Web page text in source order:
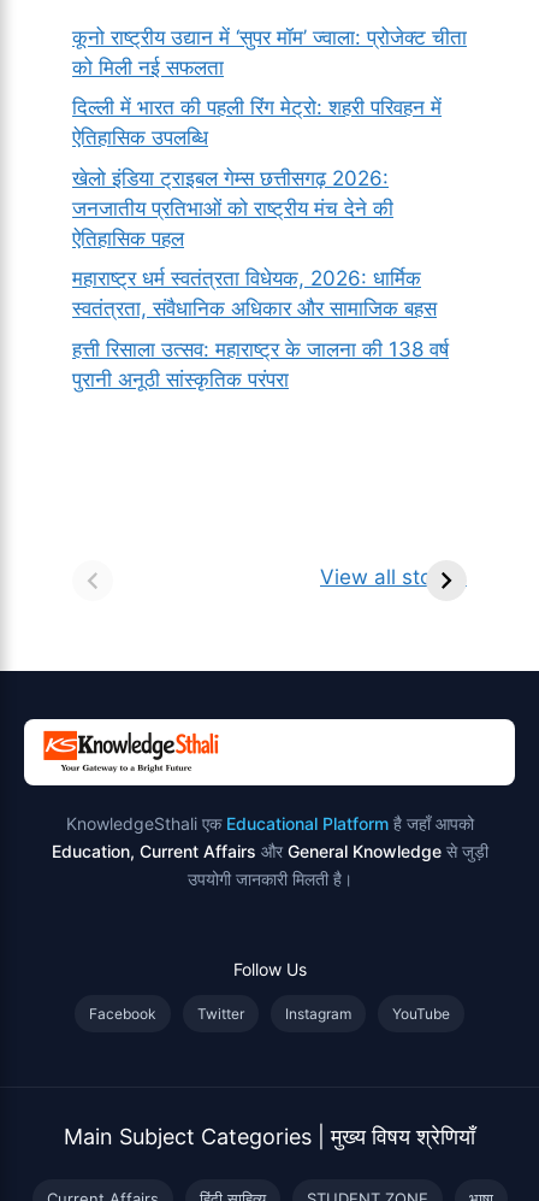
कूनो राष्ट्रीय उद्यान में ‘सुपर मॉम’ ज्वाला: प्रोजेक्ट चीता
को मिली नई सफलता
दिल्ली में भारत की पहली रिंग मेट्रो: शहरी परिवहन में
ऐतिहासिक उपलब्धि
खेलो इंडिया ट्राइबल गेम्स छत्तीसगढ़ 2026:
जनजातीय प्रतिभाओं को राष्ट्रीय मंच देने की
ऐतिहासिक पहल
महाराष्ट्र धर्म स्वतंत्रता विधेयक, 2026: धार्मिक
स्वतंत्रता, संवैधानिक अधिकार और सामाजिक बहस
हत्ती रिसाला उत्सव: महाराष्ट्र के जालना की 138 वर्ष
पुरानी अनूठी सांस्कृतिक परंपरा
View all stories
किसे कहते है?
ज्योतिर्लिंग | नाम,
KnowledgeSthali एक Educational Platformहै जहाँ आपको
Education, Current Affairs और General Knowledgeसे जुड़ी
उपयोगी जानकारी मिलती है।
Follow Us
Facebook Twitter Instagram YouTube
Main Subject Categories | मुख्य विषय श्रेणियाँ